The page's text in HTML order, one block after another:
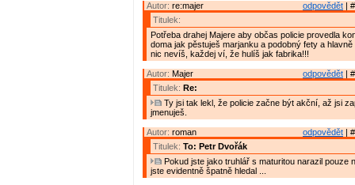
odpovědět |
Autor: re:majer
Titulek:
Potřeba drahej Majere aby občas policie provedla
doma jak pěstuješ marjanku a podobný fety a hlavně
nic nevíš, každej ví, že hulíš jak fabrika!!!
odpovědět |
Autor: Majer
Titulek: Re:
Ty jsi tak lekl, že policie začne být akční, až jsi
jmenuješ.
odpovědět |
Autor: roman
Titulek: To: Petr Dvořák
Pokud jste jako truhlář s maturitou narazil pouze
jste evidentně špatně hledal ...